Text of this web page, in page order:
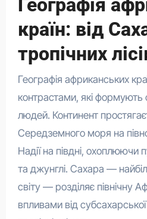
Географія
країн: від
тропічних
Географія африканських
контрастами, які формують
людей. Континент
Середземного моря на
Надії на півдні, охоплюючи
та джунглі. Сахара —
світу — розділяє північну
впливами від